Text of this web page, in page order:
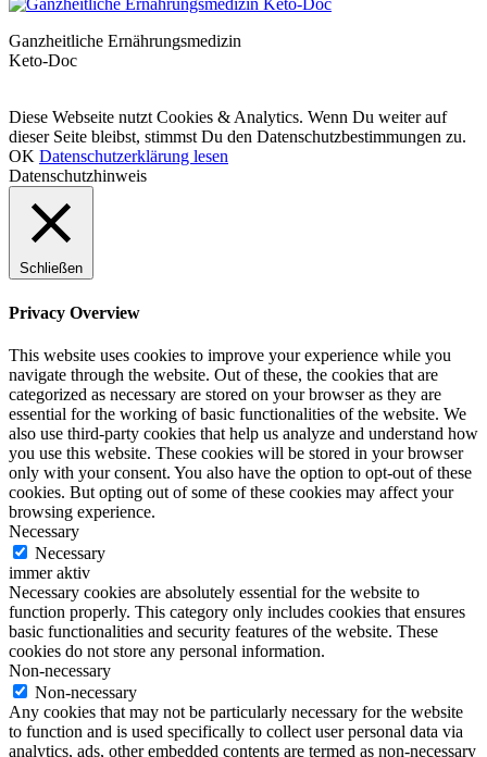
Ganzheitliche Ernährungsmedizin
Keto-Doc
Diese Webseite nutzt Cookies & Analytics. Wenn Du weiter auf
dieser Seite bleibst, stimmst Du den Datenschutzbestimmungen zu.
OK Datenschutzerklärung lesen
Datenschutzhinweis
Schließen
Privacy Overview
This website uses cookies to improve your experience while you
navigate through the website. Out of these, the cookies that are
categorized as necessary are stored on your browser as they are
essential for the working of basic functionalities of the website. We
also use third-party cookies that help us analyze and understand how
you use this website. These cookies will be stored in your browser
only with your consent. You also have the option to opt-out of these
cookies. But opting out of some of these cookies may affect your
browsing experience.
Necessary
Necessary
immer aktiv
Necessary cookies are absolutely essential for the website to
function properly. This category only includes cookies that ensures
basic functionalities and security features of the website. These
cookies do not store any personal information.
Non-necessary
Non-necessary
Any cookies that may not be particularly necessary for the website
to function and is used specifically to collect user personal data via
analytics, ads, other embedded contents are termed as non-necessary